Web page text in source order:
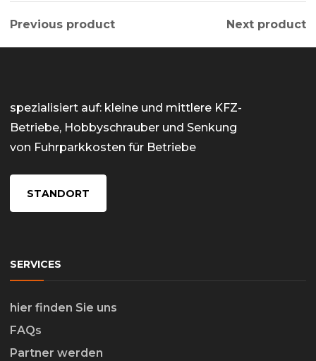
Previous product Next product
spezialisiert auf: kleine und mittlere KFZ-
Betriebe, Hobbyschrauber und Senkung
von Fuhrparkkosten für Betriebe
STANDORT
SERVICES
hier finden Sie uns
FAQs
Partner werden